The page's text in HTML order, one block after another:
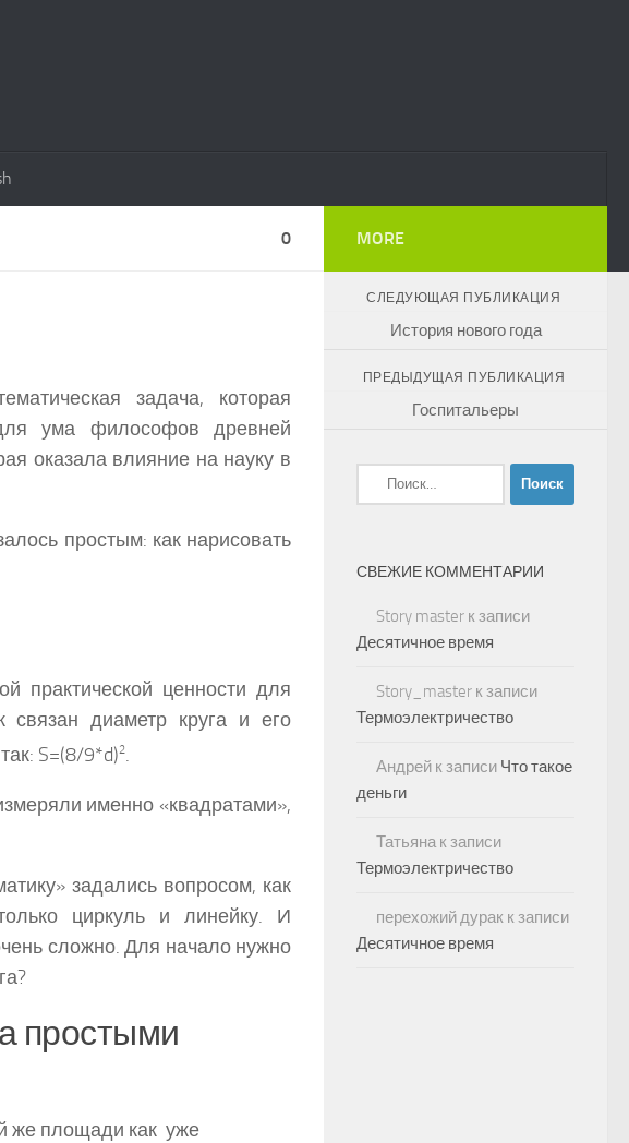
0
задача, которая
ума философов древней
оказала влияние на науку в
простым: как нарисовать
практической ценности для
связан диаметр круга и его
S=(8/9*d)2.
именно «квадратами»,
задались вопросом, как
циркуль и линейку. И
сложно. Для начало нужно
простыми
же площади как уже
MORE
СЛЕДУЮЩАЯ ПУБЛИКАЦИЯ
История нового года
ПРЕДЫДУЩАЯ ПУБЛИКАЦИЯ
Госпитальеры
Найти:
СВЕЖИЕ КОММЕНТАРИИ
Story master к записи
Десятичное время
Story_master к записи
Термоэлектричество
Андрей к записи Что такое
деньги
Татьянак записи
Термоэлектричество
перехожий дурак к записи
Десятичное время